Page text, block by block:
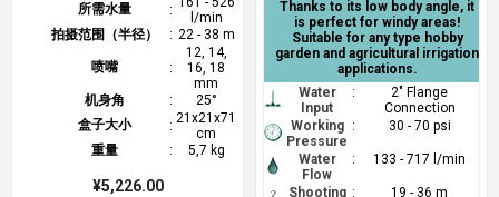
所需水量
:
l/min
拍摄范围（半径）
: 22 - 38 m
喷嘴 :
12, 14,
16, 18
mm
机身角
:
25°
盒子大小
: 21x21x71
cm
重量
: 5,7 kg
¥5,226.00
Thanks to its low body angle, it
is perfect for windy areas!
Suitable for any type hobby
garden and agricultural irrigation
applications.
Water
Input
:
2" Flange
Connection
Working
Pressure
: 30 - 70 psi
Water
Flow
: 133 - 717 l/min
Shooting : 19 - 36 m